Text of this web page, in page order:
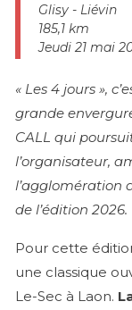
Glisy - Liévin
185,1 km
Jeudi 21 mai
« Les 4 jours »,
grande
CALL qui
l’organisateur,
l’agglomération
de l’édition 2026.
Pour cette
une classique
Le-Sec à Laon.